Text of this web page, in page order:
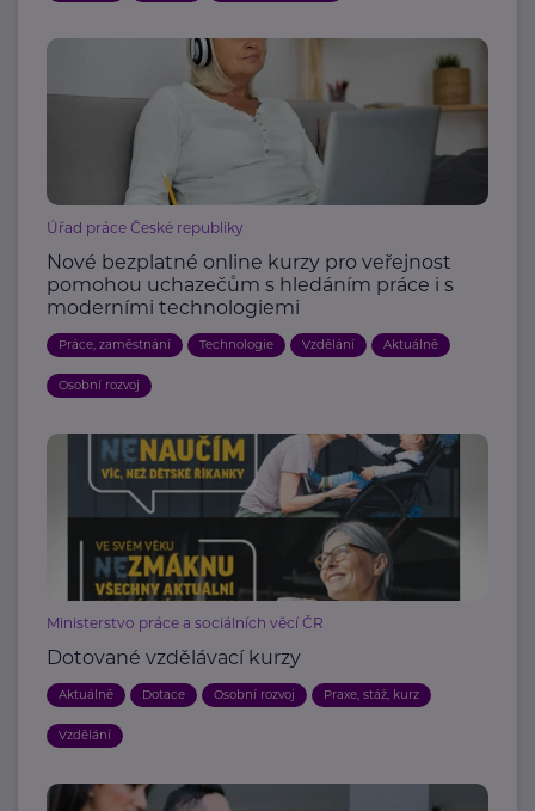
Úřad práce České republiky
Nové bezplatné online kurzy pro veřejnost
pomohou uchazečům s hledáním práce i s
moderními technologiemi
Práce, zaměstnání Technologie Vzdělání Aktuálně
Osobní rozvoj
Ministerstvo práce a sociálních věcí ČR
Dotované vzdělávací kurzy
Aktuálně Dotace Osobní rozvoj Praxe, stáž, kurz
Vzdělání